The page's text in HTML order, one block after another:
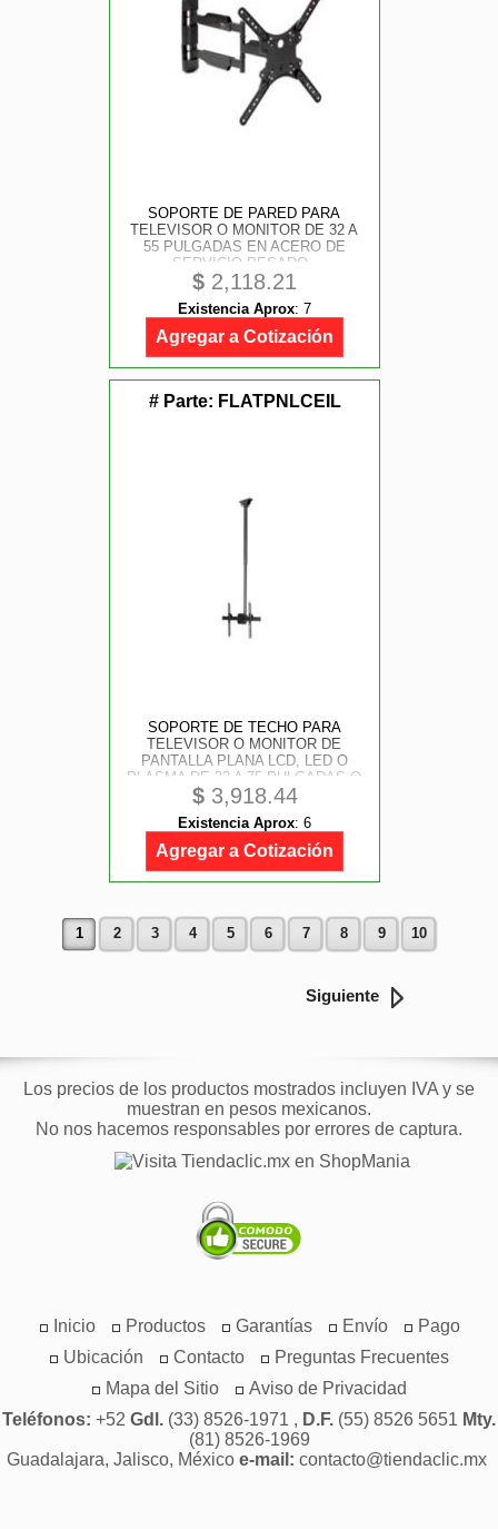
SOPORTE DE PARED PARA
TELEVISOR O MONITOR DE 32 A
55 PULGADAS EN ACERO DE
SERVICIO PESADO -
TOTALMENTE ARTICULADO VESA
- STARTECH.COM MOD.
FPWARTB1M
$ 2,118.21
Existencia Aprox: 7
Agregar a Cotización
# Parte: FLATPNLCEIL
SOPORTE DE TECHO PARA
TELEVISOR O MONITOR DE
PANTALLA PLANA LCD, LED O
PLASMA DE 32 A 75 PULGADAS O
DE HASTA 50KG - DE ACERO -
STARTECH.COM MOD.
FLATPNLCEIL
$3,918.44
Existencia Aprox: 6
Agregar a Cotización
1 2 3 4 5 6 7 8 9 10
Siguiente
Los precios de los productos mostrados incluyen IVA y se
muestran en pesos mexicanos.
No nos hacemos responsables por errores de captura.
Inicio Productos Garantías Envío
Pago
Ubicación
Contacto
Preguntas Frecuentes
Mapa del Sitio
Aviso de Privacidad
Teléfonos: +52 Gdl. (33) 8526-1971 , D.F. (55) 8526 5651 Mty.
(81) 8526-1969
Guadalajara, Jalisco, México e-mail: contacto@tiendaclic.mx